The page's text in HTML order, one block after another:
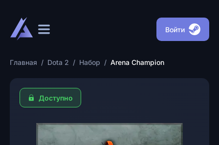
Войти
Главная / Dota 2 / Набор / Arena Champion
Доступно